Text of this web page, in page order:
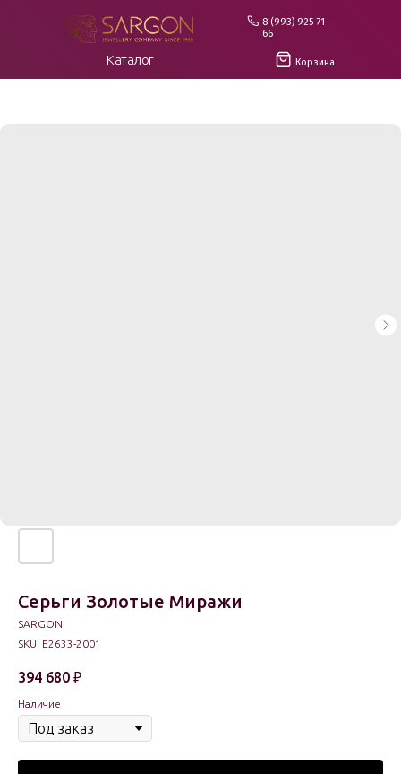
8 (993) 925 71
66
Корзина
Каталог
Серьги Золотые Миражи
SARGON
SKU: E2633-2001
394 680 ₽
Наличие